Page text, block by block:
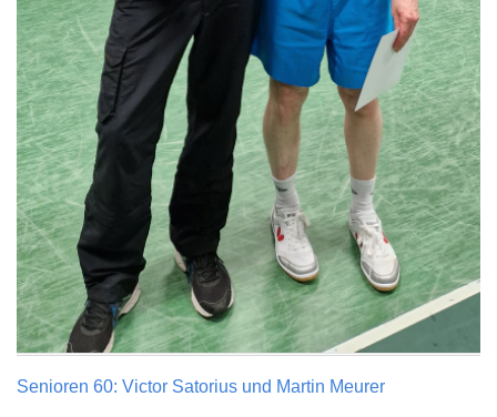
Senioren 60: Victor Satorius und Martin Meurer